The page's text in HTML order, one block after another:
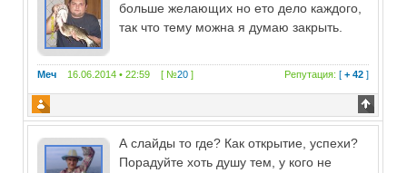
больше желающих но ето дело каждого,
так что тему можна я думаю закрыть.
Меч 16.06.2014 • 22:59 [ №20 ] Репутация: [+ 42 ]
А слайды то где? Как открытие, успехи?
Порадуйте хоть душу тем, у кого не